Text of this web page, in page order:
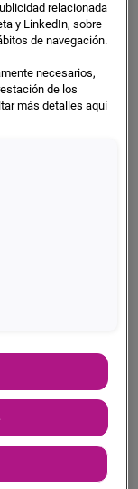
de
y
B2B como
y optimizar la
en
y
relacionada
y LinkedIn, sobre
de navegación.
necesarios,
de los
más detalles aquí